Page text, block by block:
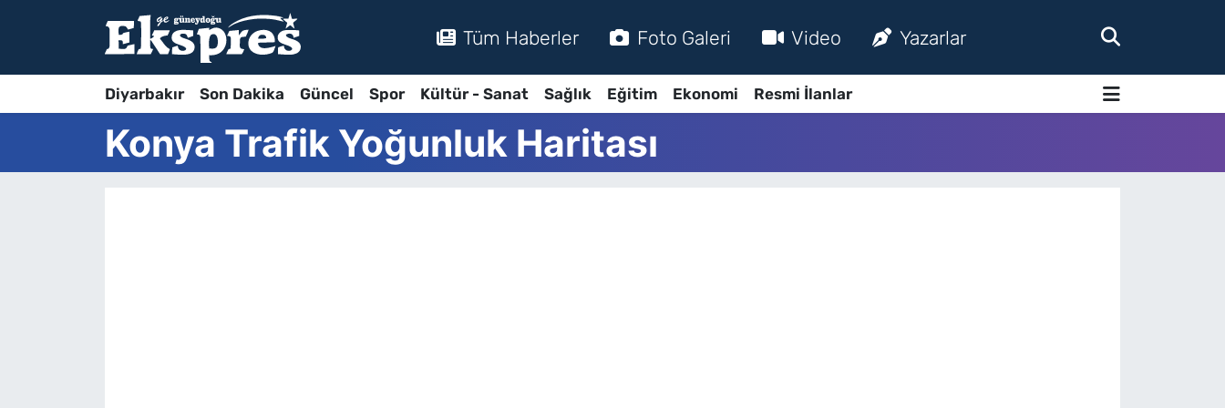
Tüm Haberler Foto Galeri Video Yazarlar
Diyarbakır Son Dakika Güncel Spor Kültür - Sanat Sağlık Eğitim Ekonomi Resmi İlanlar
Konya Trafik Yoğunluk Haritası